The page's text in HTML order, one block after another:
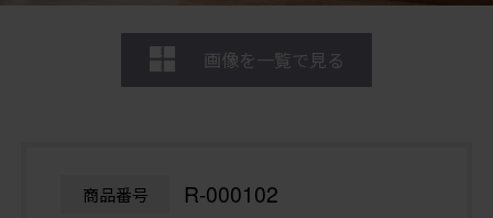
画像を一覧で見る
商品番号 R-000102